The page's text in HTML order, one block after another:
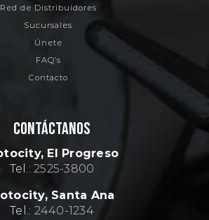
Red de Distribuidores
Sucursales
Únete
FAQ’s
Contacto
CONTÁCTANOS
El Progreso
Tel.:2525-3800
Santa Ana
Tel.: 2440-1234